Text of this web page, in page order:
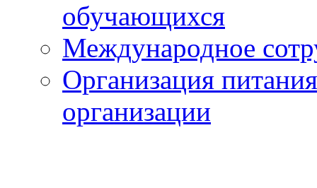
обучающихся
Международное
Организация
организации